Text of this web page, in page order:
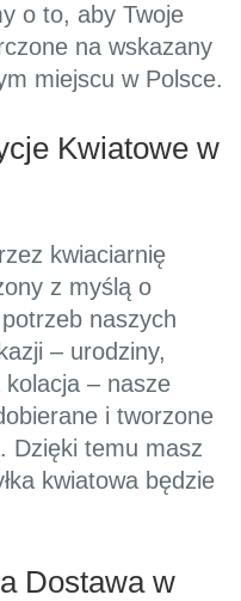
o to, aby Twoje
na wskazany
miejscu w Polsce.
Kwiatowe w
kwiaciarnię
z myślą o
naszych
– urodziny,
– nasze
i tworzone
Dzięki temu masz
kwiatowa będzie
Dostawa w